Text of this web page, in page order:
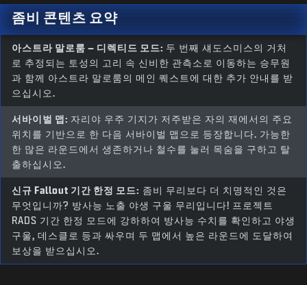
좀비 콘텐츠 요약
아스트라 말로룸 – 디렉티드 모드: 두 번째 섀도스미스의 거처
로 추정되는 토성의 고리 속 신비한 관측소로 이동하는 승무원
과 함께 아스트라 말로룸의 메인 퀘스트에 대한 추가 안내를 받
으십시오.
서바이벌 맵: 자리야 우주 기지가 저주받은 자의 재에서의 주요
위치를 기반으로 한 다음 서바이벌 맵으로 등장합니다. 가능한
한 많은 라운드에서 생존하거나 철수를 눌러 목숨을 구하고 탈
출하십시오.
신규 Fallout 기간 한정 모드: 좀비 무리보다 더 치명적인 것은
무엇입니까? 방사능 노출 야생 구울 무리입니다! 프로젝트
RADS 기간 한정 모드에 강하하여 방사능 수치를 확인하고 야생
구울, 데스클로 등과 싸우며 두 맵에서 높은 라운드에 도달하여
보상을 받으십시오.